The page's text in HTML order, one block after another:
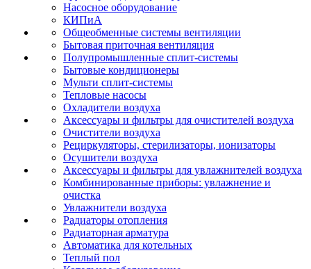
Насосное оборудование
КИПиА
Общеобменные системы вентиляции
Бытовая приточная вентиляция
Полупромышленные сплит-системы
Бытовые кондиционеры
Мульти сплит-системы
Тепловые насосы
Охладители воздуха
Аксессуары и фильтры для очистителей воздуха
Очистители воздуха
Рециркуляторы, стерилизаторы, ионизаторы
Осушители воздуха
Аксессуары и фильтры для увлажнителей воздуха
Комбинированные приборы: увлажнение и
очистка
Увлажнители воздуха
Радиаторы отопления
Радиаторная арматура
Автоматика для котельных
Теплый пол